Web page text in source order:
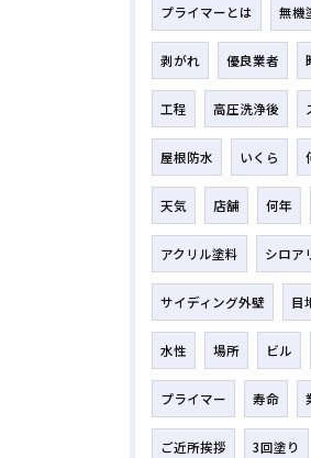
プライマーとは 無機
剥がれ 優良業者
工程 高圧洗浄後
屋根防水 いくら
天気 店舗 何年
アクリル塗料 シロア
サイディング外壁 目
水性 場所 ビル
プライマー 寿命
ご近所挨拶 3回塗り